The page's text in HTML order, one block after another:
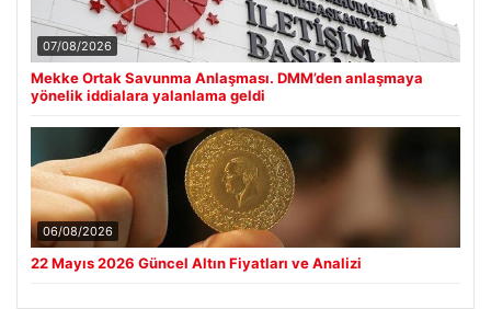
07/08/2026
Mekke Ortak Savunma Anlaşması. DMM’den anlaşmaya
yönelik iddialara yalanlama geldi
06/08/2026
22 Mayıs 2026 Güncel Altın Fiyatları ve Analizi